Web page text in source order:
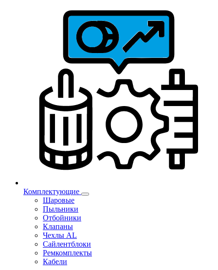
Комплектующие
Шаровые
Пыльники
Отбойники
Клапаны
Чехлы AL
Сайлентблоки
Ремкомплекты
Кабели